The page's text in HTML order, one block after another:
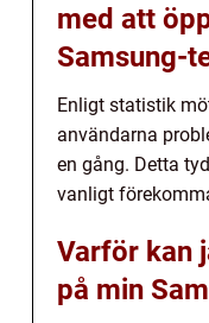
med att
Samsung-
Enligt statistik
användarna
en gång. Detta
vanligt
Varför kan
på min